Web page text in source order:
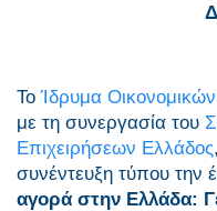
ΤοΊδρυμα
με τη συνεργασία του
Επιχειρήσεων Ελλάδος
συνέντευξη τύπου την
αγορά στην Ελλάδα: